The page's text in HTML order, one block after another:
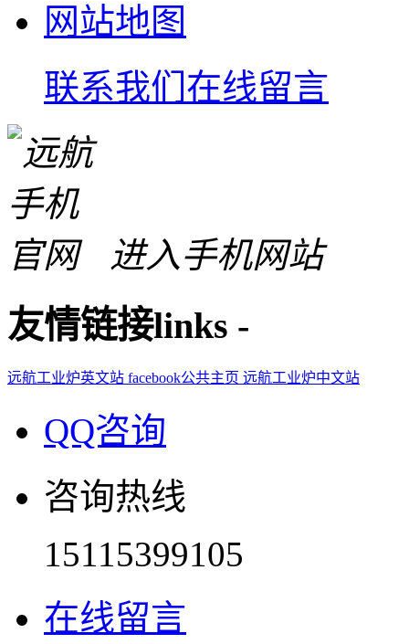
网站地图
联系我们 在线留言
进入手机网站
友情链接links -
远航工业炉英文站 facebook公共主页 远航工业炉中文站
QQ咨询
咨询热线
15115399105
在线留言